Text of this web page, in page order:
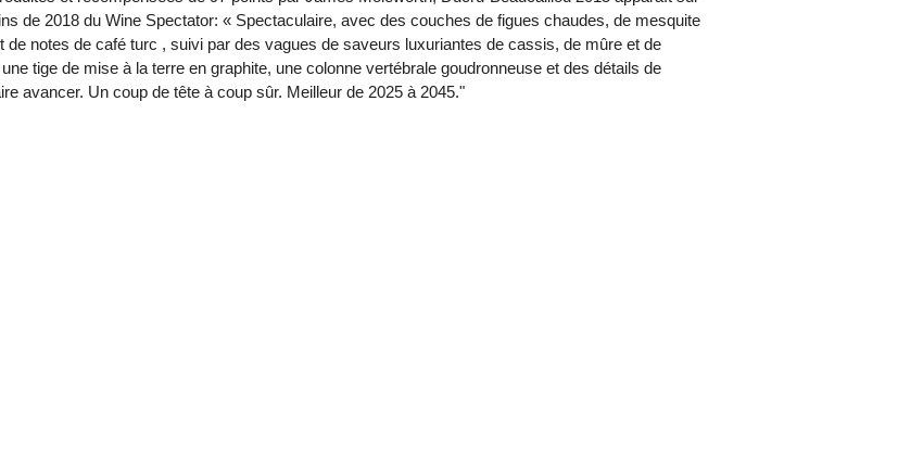
de 2018 du Wine Spectator: « Spectaculaire, avec des couches de figues chaudes, de mesquite
de notes de café turc , suivi par des vagues de saveurs luxuriantes de cassis, de mûre et de
tige de mise à la terre en graphite, une colonne vertébrale goudronneuse et des détails de
avancer. Un coup de tête à coup sûr. Meilleur de 2025 à 2045."